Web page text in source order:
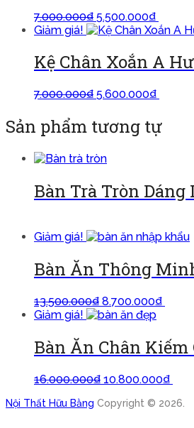
7.000.000₫ 5.500.000₫
Giảm giá!
Kệ Chân Xoắn A
7.000.000₫ 5.600.000₫
Sản phẩm tương tự
Bàn Trà Tròn Dáng
Giảm giá!
Bàn Ăn Thông
13.500.000₫ 8.700.000₫
Giảm giá!
Bàn Ăn Chân Kiếm
16.000.000₫ 10.800.000₫
Nội Thất Hữu Bằng Copyright © 2026.